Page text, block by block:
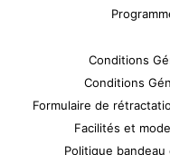
Conditions
Conditions
Formulaire de
Facilités et
Politique bandeau